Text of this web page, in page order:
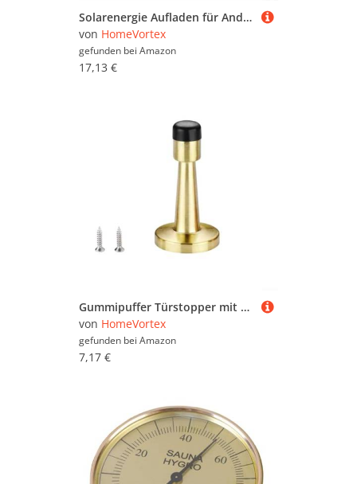
Solarenergie Aufladen für Android-Geräte 5V 8W Panel für Überwachungskameras und kleine Elektronik (weiß)
von HomeVortex
gefunden bei Amazon
17,13 €
Gummipuffer Türstopper mit Edelstahl Antikollision Türoberseite, reduziert Lärm und schützt Türen vor für den Heim- und Hotelgebrauch (Gold)
von HomeVortex
gefunden bei Amazon
7,17 €